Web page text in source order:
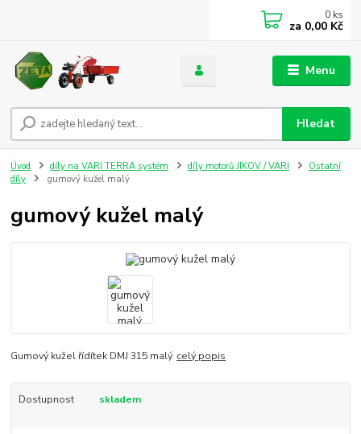
Menu
Hledat
0 ks
za 0,00 Kč
Úvod díly na VARI TERRA systém díly motorů JIKOV / VARI
Ostatní
díly
gumový kužel malý
gumový kužel malý
Gumový kužel řídítek DMJ 315 malý. celý popis
Dostupnost skladem